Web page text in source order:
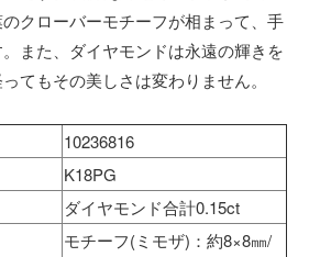
クローバーモチーフが相まって、手
また、ダイヤモンドは永遠の輝きを
てもその美しさは変わりません。
10236816
K18PG
ダイヤモンド合計0.15ct
モチーフ(ミモザ)：約8×8㎜/